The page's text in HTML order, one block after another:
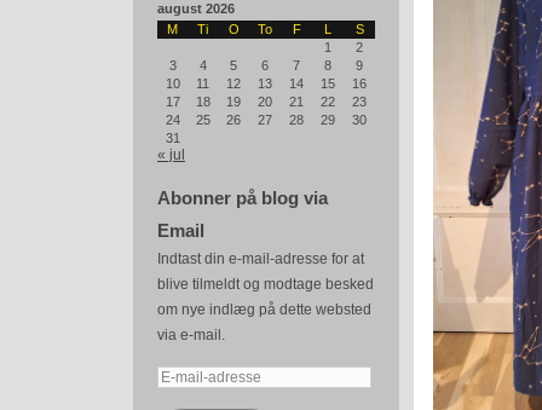
august 2026
M
Ti O To F L
S
1
2
3
4 5 6 7 8
9
10
11 12 13 14 15
16
17
18 19 20 21 22
23
24
25 26 27 28 29
30
31
« jul
Abonner på blog via
Email
Indtast din e-mail-adresse for at
blive tilmeldt og modtage besked
om nye indlæg på dette websted
via e-mail.
E-